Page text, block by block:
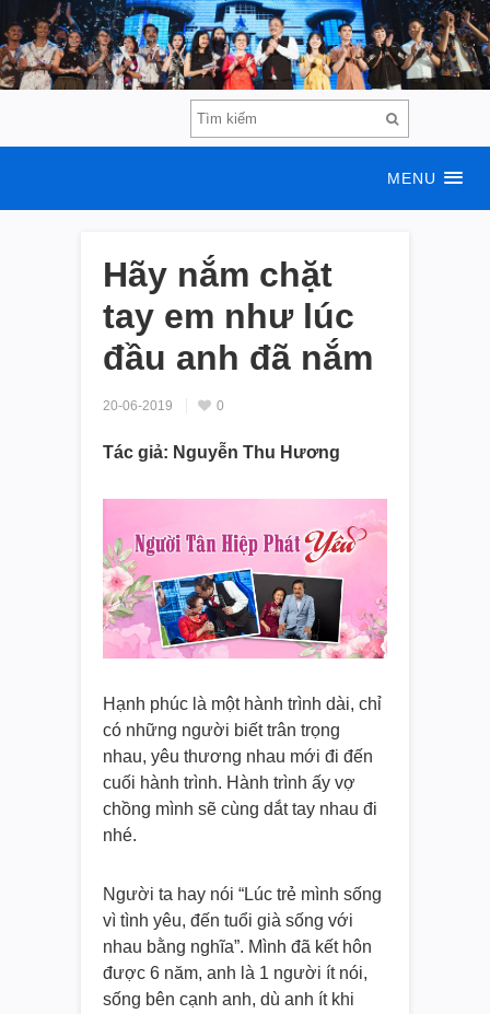
MENU
Hãy nắm chặt
tay em như lúc
đầu anh đã nắm
20-06-2019 0
Tác giả: Nguyễn Thu Hương
Hạnh phúc là một hành trình dài, chỉ
có những người biết trân trọng
nhau, yêu thương nhau mới đi đến
cuối hành trình. Hành trình ấy vợ
chồng mình sẽ cùng dắt tay nhau đi
nhé.
Người ta hay nói “Lúc trẻ mình sống
vì tình yêu, đến tuổi già sống với
nhau bằng nghĩa”. Mình đã kết hôn
được 6 năm, anh là 1 người ít nói,
sống bên cạnh anh, dù anh ít khi